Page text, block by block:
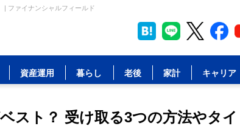
| ファイナンシャルフィールド
資産運用 暮らし 老後 家計 キャリア
スト？ 受け取る3つの方法やタイ